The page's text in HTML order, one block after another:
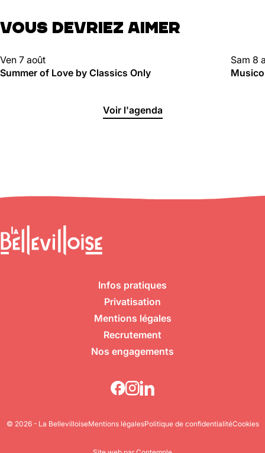
VOUS DEVRIEZ AIMER
CLUBBING
Ven 7 août
Summer of Love by Classics Only
Sam 8
Voir l'agenda
Infos pratiques
Privatisation
Mentions légales
Recrutement
Nos engagements
© 2026 - La BellevilloiseMentions légalesPolitique de confidentialitéCookies